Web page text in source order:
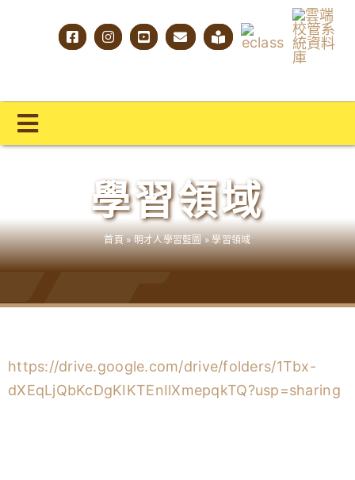
Toggle
學校概覽
明才人學習藍圖
學生成就與學校活動
學習領域
首頁»明才人學習藍圖»學習領域
https://drive.google.com/drive/folders/1Tbx-
dXEqLjQbKcDgKIKTEnIlXmepqkTQ?usp=sharing